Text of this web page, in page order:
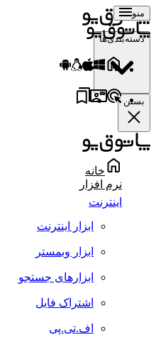
منو
دسته‌بندی‌ها
بستن
خانه
نرم افزار
اینترنت
ابزار اینترنت
ابزار وبمستر
ابزارهای جستجو
اشتراک فایل
اف.تی.پی